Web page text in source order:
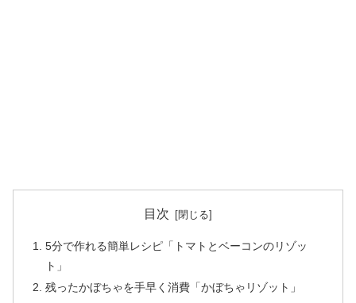
目次
5分で作れる簡単レシピ「トマトとベーコンのリゾッ
ト」
残ったかぼちゃを手早く消費「かぼちゃリゾット」